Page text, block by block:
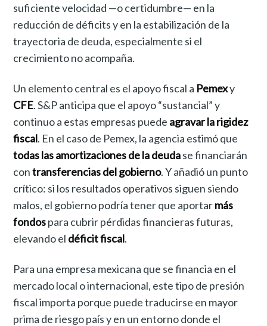
suficiente velocidad —o certidumbre— en la
reducción de déficits y en la estabilización de la
trayectoria de deuda, especialmente si el
crecimiento no acompaña.
Un elemento central es el apoyo fiscal a Pemexy
CFE. S&P anticipa que el apoyo “sustancial” y
continuo a estas empresas puede agravar la rigidez
fiscal. En el caso de Pemex, la agencia estimó que
todas las amortizaciones de la deudase financiarán
contransferencias del gobierno. Y añadió un punto
crítico: si los resultados operativos siguen siendo
malos, el gobierno podría tener que aportarmás
fondospara cubrir pérdidas financieras futuras,
elevando el déficit fiscal.
Para una empresa mexicana que se financia en el
mercado local o internacional, este tipo de presión
fiscal importa porque puede traducirse en mayor
prima de riesgo país y en un entorno donde el